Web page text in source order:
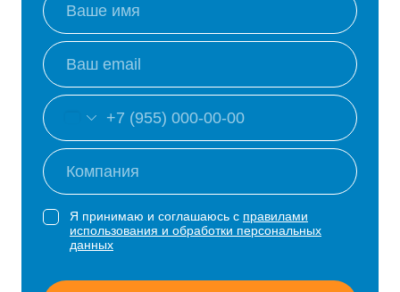
Я принимаю и соглашаюсь с правилами
использования и обработки персональных
данных